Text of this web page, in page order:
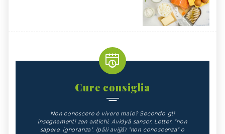
Cure consiglia
Non conoscere è vivere male? Secondo gli
insegnamenti zen antichi, Avidyā sanscr. Letter. "non
sapere, ignoranza". (pāli avijjā) "non conoscenza" o